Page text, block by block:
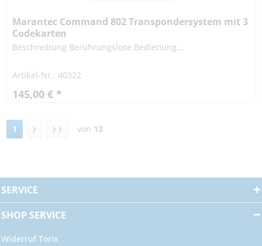
Marantec Command 802 Transpondersystem mit 3
Codekarten
Beschreibung Berührungslose Bedienung...
Artikel-Nr.: 40322
145,00 € *
1 von 13
SERVICE
SHOP SERVICE
Widerruf Torix